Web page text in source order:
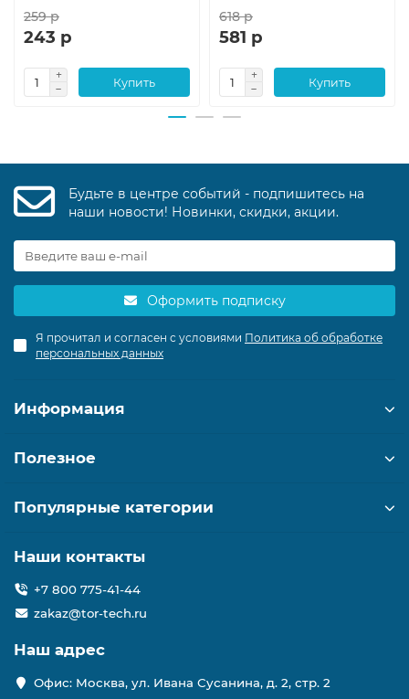
259 р
243 р
Купить
618 р
581 р
Купить
Будьте в центре событий - подпишитесь на
наши новости! Новинки, скидки, акции.
Оформить подписку
Я прочитал и согласен с условиями Политика об обработке
персональных данных
Информация
Полезное
Популярные категории
Наши контакты
+7 800 775-41-44
zakaz@tor-tech.ru
Наш адрес
Офис: Москва, ул. Ивана Сусанина, д. 2, стр. 2